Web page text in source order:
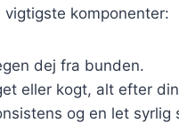
komponenter:
dej fra bunden.
eller kogt, alt efter
og en let syrlig